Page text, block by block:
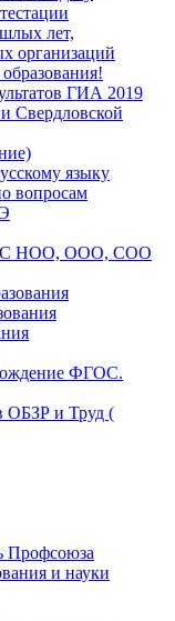
лет,
организаций
ГИА 2019
Свердловской
языку
вопросам
НОО, ООО, СОО
ФГОС.
ОБЗР и Труд (
Профсоюза
и науки